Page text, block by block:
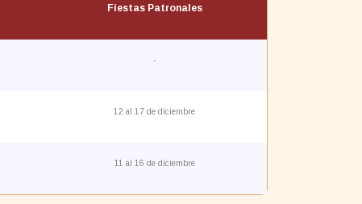
Fiestas Patronales
-
12 al 17 de diciembre
11 al 16 de diciembre